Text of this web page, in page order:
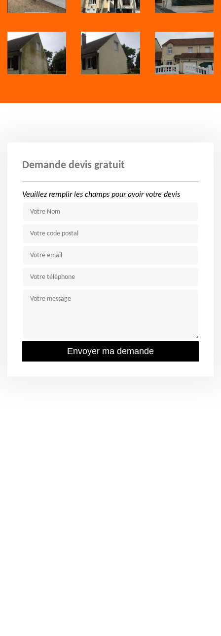
Demande devis gratuit
Veuillez remplir les champs pour avoir votre devis